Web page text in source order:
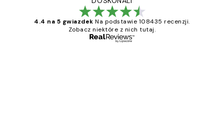
4.4 na 5 gwiazdek Na podstawie 108435 recenzji.
Zobacz niektóre z nich tutaj.